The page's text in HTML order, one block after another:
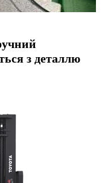
з деталлю